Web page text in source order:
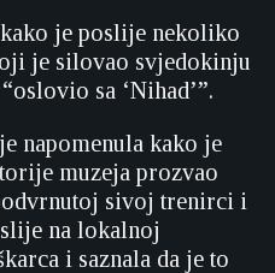
je poslije nekoliko
je silovao svjedokinju
sa ‘Nihad’”.
napomenula kako je
muzeja prozvao
sivoj trenirci i
na lokalnoj
i saznala da je to